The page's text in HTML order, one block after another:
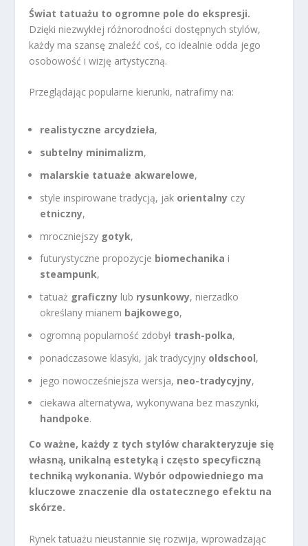
Świat tatuażu to ogromne pole do ekspresji.
Dzięki niezwykłej różnorodności dostępnych stylów,
każdy ma szansę znaleźć coś, co idealnie odda jego
osobowość i wizję artystyczną.
Przeglądając popularne kierunki, natrafimy na:
realistyczne arcydzieła,
subtelny minimalizm,
malarskie tatuaże akwarelowe,
style inspirowane tradycją, jak orientalny czy
etniczny,
mroczniejszy gotyk,
futurystyczne propozycje biomechanika i
steampunk,
tatuaż graficzny lub rysunkowy, nierzadko
określany mianem bajkowego,
ogromną popularność zdobył trash-polka,
ponadczasowe klasyki, jak tradycyjny oldschool,
jego nowocześniejsza wersja, neo-tradycyjny,
ciekawa alternatywa, wykonywana bez maszynki,
handpoke.
Co ważne, każdy z tych stylów charakteryzuje się
własną, unikalną estetyką i często specyficzną
techniką wykonania. Wybór odpowiedniego ma
kluczowe znaczenie dla ostatecznego efektu na
skórze.
Rynek tatuażu nieustannie się rozwija, wprowadzając